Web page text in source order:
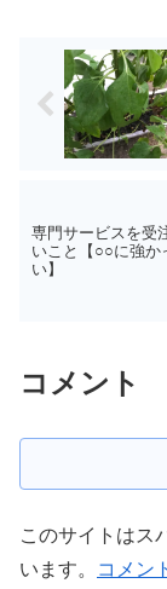
チョウ再び 」次回
スモスもハダニの
専門サービスを受
いこと【○○に強か
い】
コメント
このサイトはス
います。
コメン